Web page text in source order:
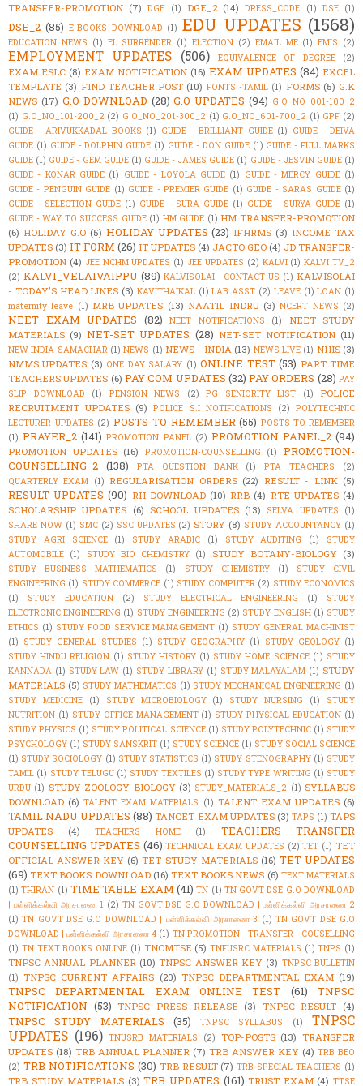
TRANSFER-PROMOTION (7) DGE (1) DGE_2 (14) DRESS_CODE (1) DSE (1)
DSE_2 (85) E-BOOKS DOWNLOAD (1) EDU UPDATES (1568)
EDUCATION NEWS (1) EL SURRENDER (1) ELECTION (2) EMAIL ME (1) EMIS (2)
EMPLOYMENT UPDATES (506) EQUIVALENCE OF DEGREE (2)
EXAM ESLC (8) EXAM NOTIFICATION (16) EXAM UPDATES (84) EXCEL
TEMPLATE (3) FIND TEACHER POST (10) FONTS -TAMIL (1) FORMS (5) G.K
NEWS (17) G.O DOWNLOAD (28) G.O UPDATES (94) G.O_NO_001-100_2
(1) G.O_NO_101-200_2 (2) G.O_NO_201-300_2 (1) G.O_NO_601-700_2 (1) GPF (2)
GUIDE - ARIVUKKADAL BOOKS (1) GUIDE - BRILLIANT GUIDE (1) GUIDE - DEIVA
GUIDE (1) GUIDE - DOLPHIN GUIDE (1) GUIDE - DON GUIDE (1) GUIDE - FULL MARKS
GUIDE (1) GUIDE - GEM GUIDE (1) GUIDE - JAMES GUIDE (1) GUIDE - JESVIN GUIDE (1)
GUIDE - KONAR GUIDE (1) GUIDE - LOYOLA GUIDE (1) GUIDE - MERCY GUIDE (1)
GUIDE - PENGUIN GUIDE (1) GUIDE - PREMIER GUIDE (1) GUIDE - SARAS GUIDE (1)
GUIDE - SELECTION GUIDE (1) GUIDE - SURA GUIDE (1) GUIDE - SURYA GUIDE (1)
GUIDE - WAY TO SUCCESS GUIDE (1) HM GUIDE (1) HM TRANSFER-PROMOTION
(6) HOLIDAY G.O (5) HOLIDAY UPDATES (23) IFHRMS (3) INCOME TAX
UPDATES (3) IT FORM (26) IT UPDATES (4) JACTO GEO (4) JD TRANSFER-
PROMOTION (4) JEE NCHM UPDATES (1) JEE UPDATES (2) KALVI (1) KALVI TV_2
(2) KALVI_VELAIVAIPPU (89) KALVISOLAI - CONTACT US (1) KALVISOLAI
- TODAY'S HEAD LINES (3) KAVITHAIKAL (1) LAB ASST (2) LEAVE (1) LOAN (1)
maternity leave (1) MRB UPDATES (13) NAATIL INDRU (3) NCERT NEWS (2)
NEET EXAM UPDATES (82) NEET NOTIFICATIONS (1)
NEET STUDY
MATERIALS (9) NET-SET UPDATES (28) NET-SET NOTIFICATION (11)
NEW INDIA SAMACHAR (1) NEWS (1) NEWS - INDIA (13) NEWS LIVE (1) NHIS (3)
NMMS UPDATES (3) ONE DAY SALARY (1) ONLINE TEST (53) PART TIME
TEACHERS UPDATES (6) PAY COM UPDATES (32) PAY ORDERS (28) PAY
SLIP DOWNLOAD
(1) PENSION NEWS (2) PG SENIORITY LIST (1)
POLICE
RECRUITMENT UPDATES (9) POLICE S.I NOTIFICATIONS (2) POLYTECHNIC
LECTURER UPDATES (2) POSTS TO REMEMBER (55) POSTS-TO-REMEMBER
(1) PRAYER_2 (141) PROMOTION PANEL (2) PROMOTION PANEL_2 (94)
PROMOTION UPDATES (16) PROMOTION-COUNSELLING (1)
PROMOTION-
COUNSELLING_2 (138) PTA QUESTION BANK (1) PTA TEACHERS
(2)
QUARTERLY EXAM (1) REGULARISATION ORDERS (22) RESULT - LINK (5)
RESULT UPDATES (90) RH DOWNLOAD (10) RRB (4) RTE UPDATES (4)
SCHOLARSHIP UPDATES (6) SCHOOL UPDATES (13) SELVA UPDATES
(1)
SHARE NOW (1) SMC (2) SSC UPDATES (2) STORY (8) STUDY ACCOUNTANCY (1)
STUDY AGRI SCIENCE
(1) STUDY ARABIC (1) STUDY AUDITING (1)
STUDY
AUTOMOBILE (1) STUDY BIO CHEMISTRY (1) STUDY BOTANY-BIOLOGY (3)
STUDY BUSINESS MATHEMATICS (1) STUDY CHEMISTRY (1)
STUDY CIVIL
ENGINEERING (1) STUDY COMMERCE (1) STUDY COMPUTER (2) STUDY ECONOMICS
(1)
STUDY EDUCATION (2) STUDY ELECTRICAL ENGINEERING (1)
STUDY
ELECTRONIC ENGINEERING (1) STUDY ENGINEERING (2) STUDY ENGLISH (1) STUDY
ETHICS (1) STUDY FOOD SERVICE MANAGEMENT (1) STUDY GENERAL MACHINIST
(1) STUDY GENERAL STUDIES (1) STUDY GEOGRAPHY (1) STUDY GEOLOGY (1)
STUDY HINDU RELIGION (1) STUDY HISTORY (1) STUDY HOME SCIENCE (1) STUDY
KANNADA (1) STUDY LAW (1) STUDY LIBRARY (1) STUDY MALAYALAM (1) STUDY
MATERIALS (5) STUDY MATHEMATICS (1) STUDY MECHANICAL ENGINEERING (1)
STUDY MEDICINE
(1) STUDY MICROBIOLOGY (1) STUDY NURSING (1)
STUDY
NUTRITION (1) STUDY OFFICE MANAGEMENT (1) STUDY PHYSICAL EDUCATION (1)
STUDY PHYSICS (1) STUDY POLITICAL SCIENCE (1) STUDY POLYTECHNIC (1) STUDY
PSYCHOLOGY (1) STUDY SANSKRIT (1) STUDY SCIENCE (1) STUDY SOCIAL SCIENCE
(1) STUDY SOCIOLOGY (1) STUDY STATISTICS (1) STUDY STENOGRAPHY (1) STUDY
TAMIL (1) STUDY TELUGU (1) STUDY TEXTILES (1) STUDY TYPE WRITING (1) STUDY
URDU (1) STUDY ZOOLOGY-BIOLOGY (3) STUDY_MATERIALS_2 (1) SYLLABUS
DOWNLOAD (6) TALENT EXAM MATERIALS (1) TALENT EXAM UPDATES (6)
TAMIL NADU UPDATES (88) TANCET EXAM UPDATES (3) TAPS (1) TAPS
UPDATES
(4) TEACHERS HOME (1)
TEACHERS TRANSFER
COUNSELLING UPDATES (46) TECHNICAL EXAM UPDATES (2) TET (1) TET
OFFICIAL ANSWER KEY (6) TET STUDY MATERIALS (16) TET UPDATES
(69) TEXT BOOKS DOWNLOAD (16) TEXT BOOKS NEWS (6) TEXT MATERIALS
(1) THIRAN (1) TIME TABLE EXAM (41) TN (1) TN GOVT DSE G.O DOWNLOAD
| பள்ளிக்கல்வி அரசாணை 1 (2) TN GOVT DSE G.O DOWNLOAD | பள்ளிக்கல்வி அரசாணை 2
(1) TN GOVT DSE G.O DOWNLOAD | பள்ளிக்கல்வி அரசாணை 3 (1) TN GOVT DSE G.O
DOWNLOAD | பள்ளிக்கல்வி அரசாணை 4 (1) TN PROMOTION - TRANSFER - COUSELLING
(1) TN TEXT BOOKS ONLINE (1) TNCMTSE (5) TNFUSRC MATERIALS (1) TNPS (1)
TNPSC ANNUAL PLANNER (10) TNPSC ANSWER KEY (3) TNPSC BULLETIN
(1) TNPSC CURRENT AFFAIRS (20) TNPSC DEPARTMENTAL EXAM (19)
TNPSC DEPARTMENTAL EXAM ONLINE TEST (61)
TNPSC
NOTIFICATION (53) TNPSC PRESS RELEASE (3) TNPSC RESULT (4)
TNPSC STUDY MATERIALS (35) TNPSC SYLLABUS (1)
TNPSC
UPDATES (196) TNUSRB MATERIALS (2) TOP-POSTS (13) TRANSFER
UPDATES (18) TRB ANNUAL PLANNER (7) TRB ANSWER KEY (4) TRB BEO
(2) TRB NOTIFICATIONS (30) TRB RESULT (7) TRB SPECIAL TEACHERS (1)
TRB STUDY MATERIALS (3) TRB UPDATES (161) TRUST EXAM (4) TTSE